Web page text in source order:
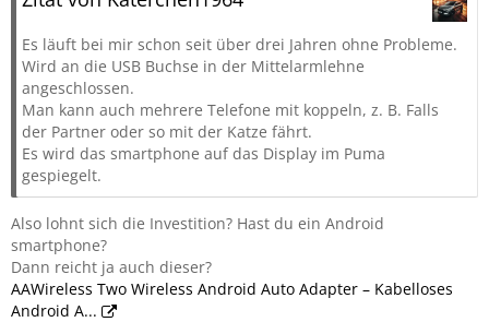
Es läuft bei mir schon seit über drei Jahren ohne Probleme.
Wird an die USB Buchse in der Mittelarmlehne
angeschlossen.
Man kann auch mehrere Telefone mit koppeln, z. B. Falls
der Partner oder so mit der Katze fährt.
Es wird das smartphone auf das Display im Puma
gespiegelt.
Also lohnt sich die Investition? Hast du ein Android
smartphone?
Dann reicht ja auch dieser?
AAWireless Two Wireless Android Auto Adapter – Kabelloses
Android A...